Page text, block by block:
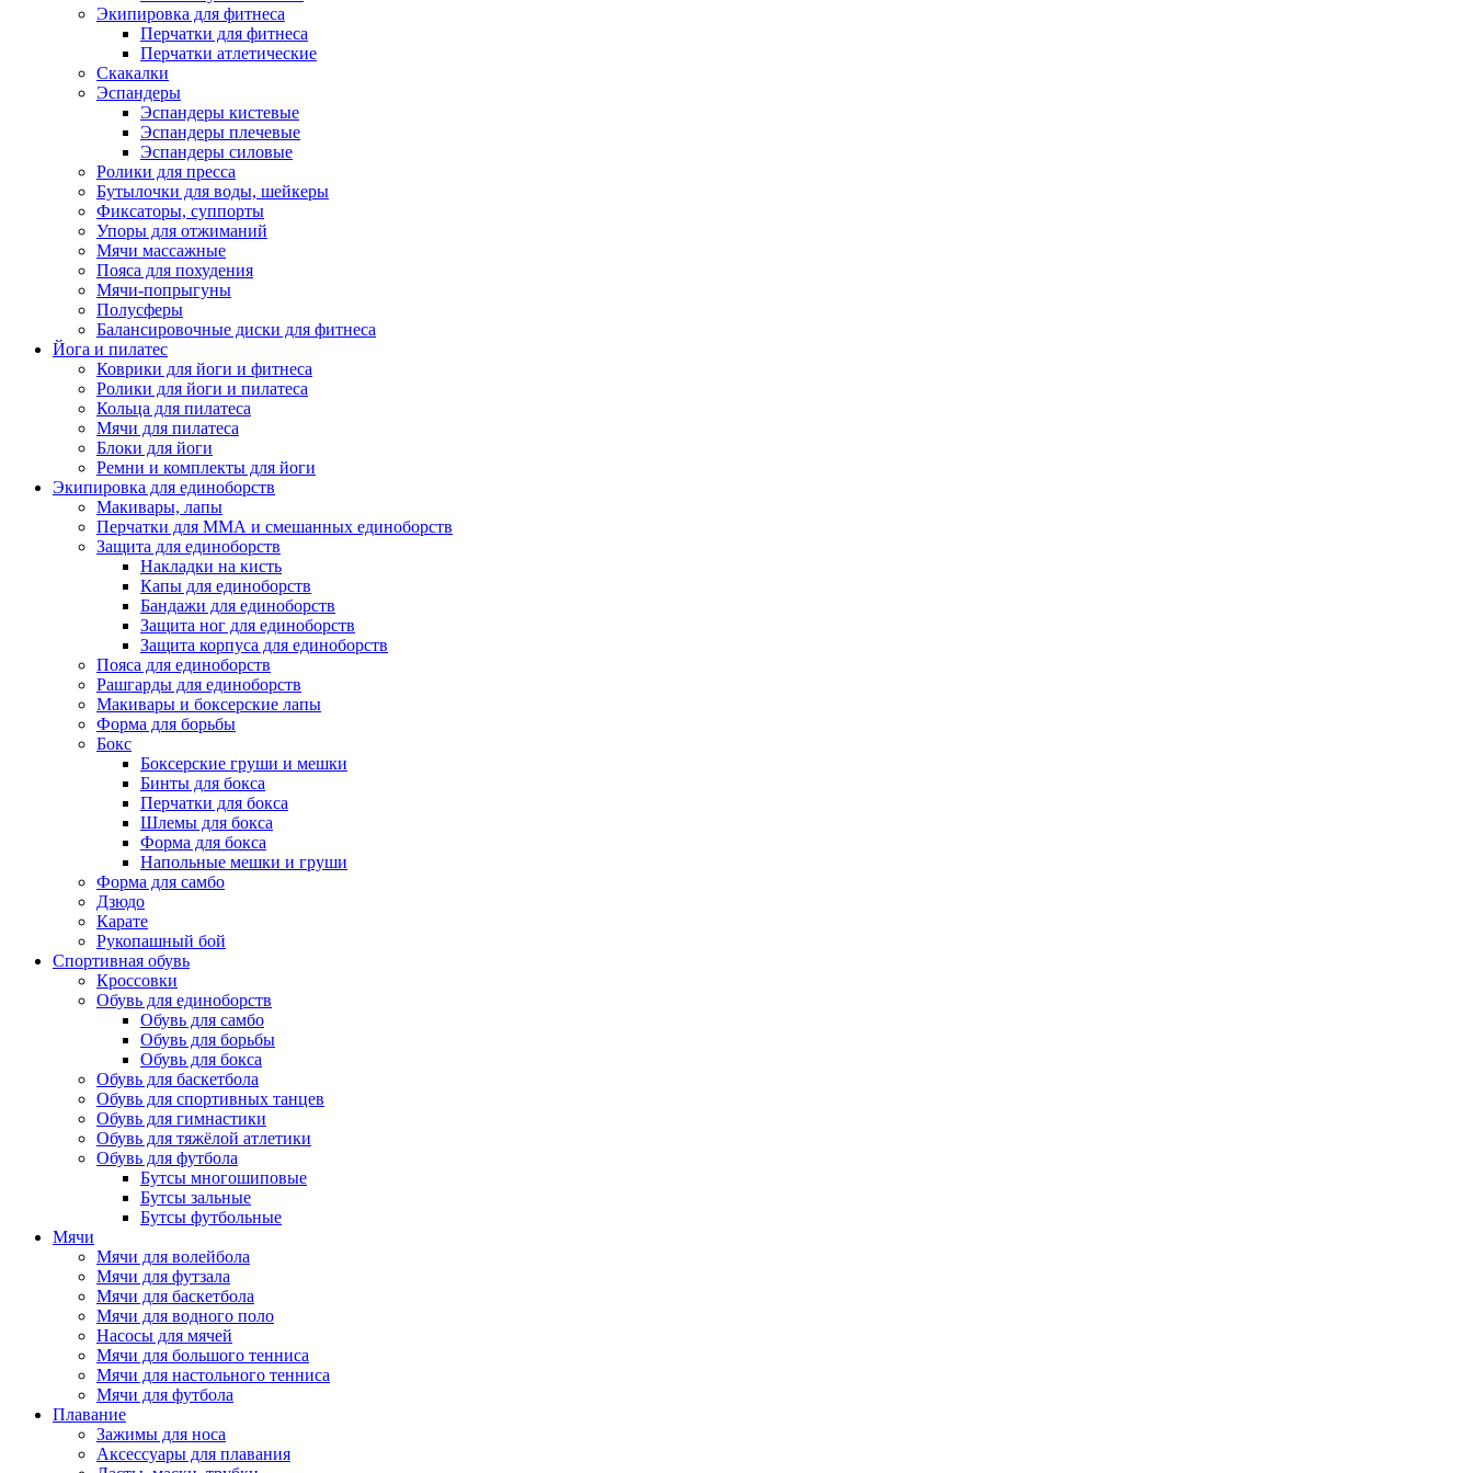
Экипировка для фитнеса
Перчатки для фитнеса
Перчатки атлетические
Скакалки
Эспандеры
Эспандеры кистевые
Эспандеры плечевые
Эспандеры силовые
Ролики для пресса
Бутылочки для воды, шейкеры
Фиксаторы, суппорты
Упоры для отжиманий
Мячи массажные
Пояса для похудения
Мячи-попрыгуны
Полусферы
Балансировочные диски для фитнеса
Йога и пилатес
Коврики для йоги и фитнеса
Ролики для йоги и пилатеса
Кольца для пилатеса
Мячи для пилатеса
Блоки для йоги
Ремни и комплекты для йоги
Экипировка для единоборств
Макивары, лапы
Перчатки для ММА и смешанных единоборств
Защита для единоборств
Накладки на кисть
Капы для единоборств
Бандажи для единоборств
Защита ног для единоборств
Защита корпуса для единоборств
Пояса для единоборств
Рашгарды для единоборств
Макивары и боксерские лапы
Форма для борьбы
Бокс
Боксерские груши и мешки
Бинты для бокса
Перчатки для бокса
Шлемы для бокса
Форма для бокса
Напольные мешки и груши
Форма для самбо
Дзюдо
Карате
Рукопашный бой
Спортивная обувь
Кроссовки
Обувь для единоборств
Обувь для самбо
Обувь для борьбы
Обувь для бокса
Обувь для баскетбола
Обувь для спортивных танцев
Обувь для гимнастики
Обувь для тяжёлой атлетики
Обувь для футбола
Бутсы многошиповые
Бутсы зальные
Бутсы футбольные
Мячи
Мячи для волейбола
Мячи для футзала
Мячи для баскетбола
Мячи для водного поло
Насосы для мячей
Мячи для большого тенниса
Мячи для настольного тенниса
Мячи для футбола
Плавание
Зажимы для носа
Аксессуары для плавания